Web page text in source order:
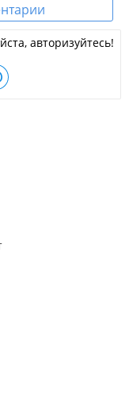
авторизуйтесь!